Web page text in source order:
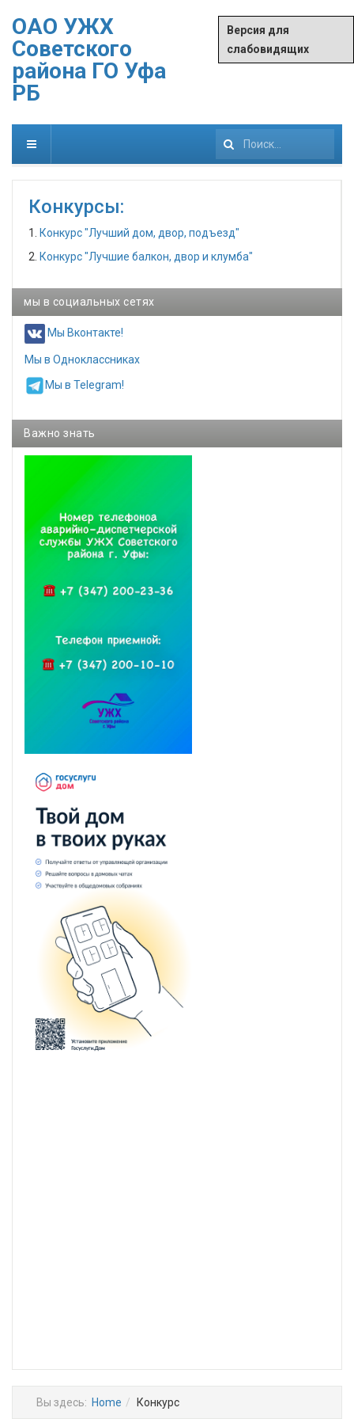
ОАО УЖХ
Советского
района ГО Уфа
РБ
Версия для
слабовидящих
Искать...
Конкурсы:
1.
Конкурс "Лучший дом, двор, подъезд"
2. Конкурс "Лучшие балкон, двор и клумба"
мы в социальных сетях
Мы Вконтакте!
Мы в Одноклассниках
Мы в Telegram!
Важно знать
Вы здесь: Home Конкурс